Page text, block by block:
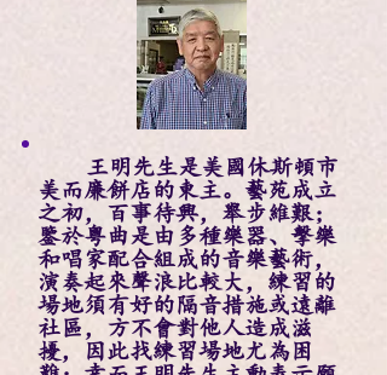
王明先生是美國休斯頓市
美而廉餅店的東主。藝苑成立
之初，百事待興，舉步維艱；
鑒於粵曲是由多種樂器、擊樂
和唱家配合組成的音樂藝術，
演奏起來聲浪比較大，練習的
場地須有好的隔音措施或遠離
社區，方不會對他人造成滋
擾，因此找練習場地尤為困